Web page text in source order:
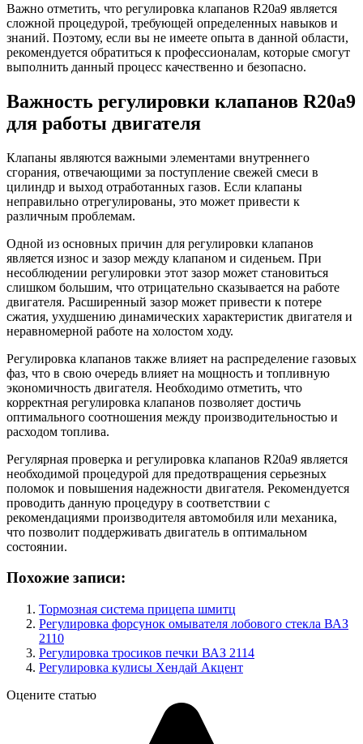
Важно отметить, что регулировка клапанов R20a9 является
сложной процедурой, требующей определенных навыков и
знаний. Поэтому, если вы не имеете опыта в данной области,
рекомендуется обратиться к профессионалам, которые смогут
выполнить данный процесс качественно и безопасно.
Важность регулировки клапанов R20a9
для работы двигателя
Клапаны являются важными элементами внутреннего
сгорания, отвечающими за поступление свежей смеси в
цилиндр и выход отработанных газов. Если клапаны
неправильно отрегулированы, это может привести к
различным проблемам.
Одной из основных причин для регулировки клапанов
является износ и зазор между клапаном и сиденьем. При
несоблюдении регулировки этот зазор может становиться
слишком большим, что отрицательно сказывается на работе
двигателя. Расширенный зазор может привести к потере
сжатия, ухудшению динамических характеристик двигателя и
неравномерной работе на холостом ходу.
Регулировка клапанов также влияет на распределение газовых
фаз, что в свою очередь влияет на мощность и топливную
экономичность двигателя. Необходимо отметить, что
корректная регулировка клапанов позволяет достичь
оптимального соотношения между производительностью и
расходом топлива.
Регулярная проверка и регулировка клапанов R20a9 является
необходимой процедурой для предотвращения серьезных
поломок и повышения надежности двигателя. Рекомендуется
проводить данную процедуру в соответствии с
рекомендациями производителя автомобиля или механика,
что позволит поддерживать двигатель в оптимальном
состоянии.
Похожие записи:
Тормозная система прицепа шмитц
Регулировка форсунок омывателя лобового стекла ВАЗ
2110
Регулировка тросиков печки ВАЗ 2114
Регулировка кулисы Хендай Акцент
Оцените статью